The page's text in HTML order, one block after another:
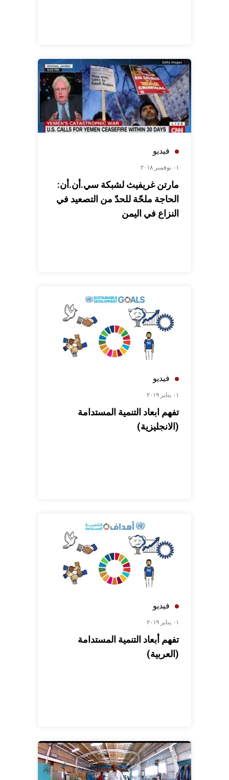
فيديو
٠١ نوفمبر ٢٠١٨
مارتن غريفيث لشبكة سي.أن.أن:
الحاجة ملحّة للحدّ من التصعيد في
النزاع في اليمن
فيديو
٠١ يناير ٢٠١٩
تفهم ابعاد التنمية المستدامة
(الانجليزية)
فيديو
٠١ يناير ٢٠١٩
تفهم أبعاد التنمية المستدامة
(العربية)